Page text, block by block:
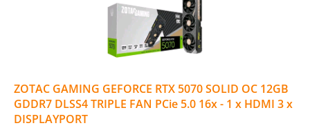
ZOTAC GAMING GEFORCE RTX 5070 SOLID OC 12GB
GDDR7 DLSS4 TRIPLE FAN PCie 5.0 16x - 1 x HDMI 3 x
DISPLAYPORT